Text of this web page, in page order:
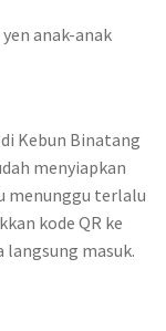
anak-anak
Kebun Binatang
menyiapkan
menunggu terlalu
kode QR ke
langsung masuk.